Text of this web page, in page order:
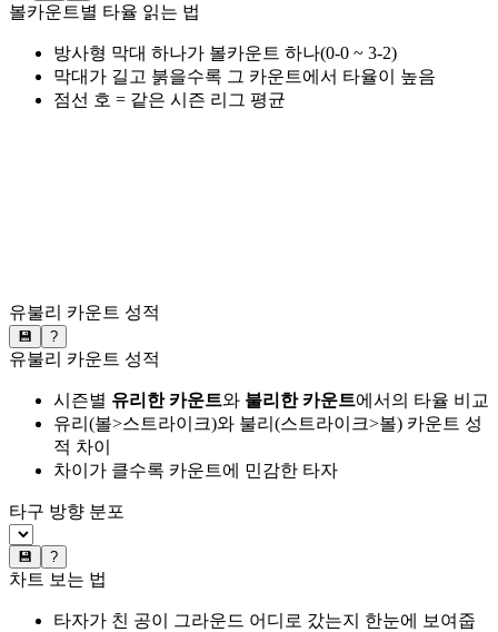
볼카운트별 타율 읽는 법
방사형 막대 하나가 볼카운트 하나(0-0 ~ 3-2)
막대가 길고 붉을수록 그 카운트에서 타율이 높음
점선 호 = 같은 시즌 리그 평균
유불리 카운트 성적
💾 ?
유불리 카운트 성적
시즌별 유리한 카운트와 불리한 카운트에서의 타율 비교
유리(볼>스트라이크)와 불리(스트라이크>볼) 카운트 성
적 차이
차이가 클수록 카운트에 민감한 타자
타구 방향 분포
💾 ?
차트 보는 법
타자가 친 공이 그라운드 어디로 갔는지 한눈에 보여줍